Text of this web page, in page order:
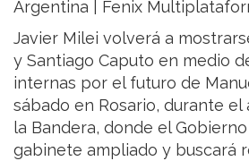
Argentina | Fenix
Javier Milei volverá a
y Santiago Caputo en medio
internas por el futuro de
sábado en Rosario, durante
la Bandera, donde el
gabinete ampliado y buscará